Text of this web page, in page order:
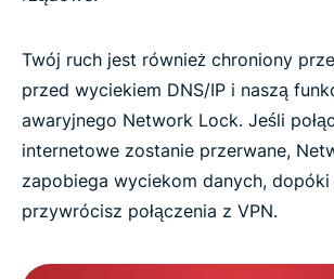
Twój ruch jest również chroniony
przed wyciekiem DNS/IP i naszą
awaryjnego Network Lock. Jeśli
internetowe zostanie przerwane,
zapobiega wyciekom danych, dopóki
przywrócisz połączenia z VPN.